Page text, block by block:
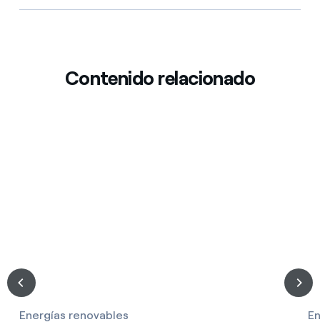
Contenido relacionado
Energías renovables